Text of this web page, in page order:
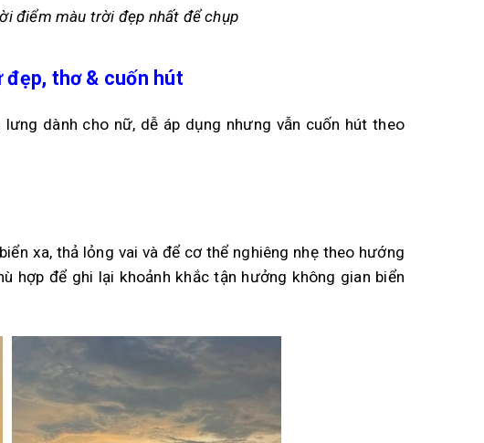
điểm màu trời đẹp nhất để chụp
đẹp, thơ & cuốn hút
dành cho nữ, dễ áp dụng nhưng vẫn cuốn hút theo
xa, thả lỏng vai và để cơ thể nghiêng nhẹ theo hướng
hợp để ghi lại khoảnh khắc tận hưởng không gian biển